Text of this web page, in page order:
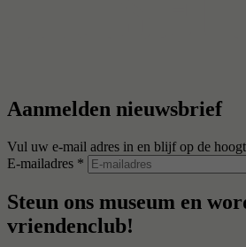
Aanmelden nieuwsbrief
Vul uw e-mail adres in en blijf op de
E-mailadres *
Steun ons museum en
vriendenclub!